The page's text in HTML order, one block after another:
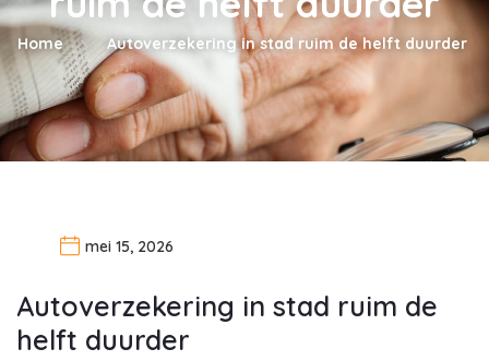
Home Autoverzekering in stad ruim de helft duurder
mei 15, 2026
Autoverzekering in stad ruim de
helft duurder